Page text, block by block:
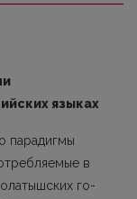
языках
парадигмы
в
го­